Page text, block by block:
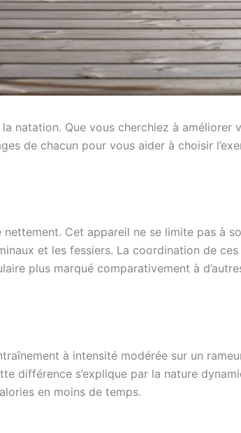
natation. Que vous cherchiez à améliorer
de chacun pour vous aider à choisir
Cet appareil ne se limite pas à
et les fessiers. La coordination de
plus marqué comparativement à
à intensité modérée sur un
différence s’explique par la nature
en moins de temps.